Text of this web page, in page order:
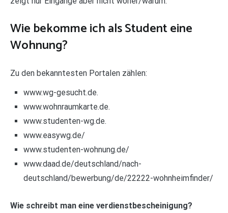
Wie bekomme ich als Student eine
Wohnung?
Zu den bekanntesten Portalen zählen:
www.wg-gesucht.de.
www.wohnraumkarte.de.
www.studenten-wg.de.
www.easywg.de/
www.studenten-wohnung.de/
www.daad.de/deutschland/nach-
deutschland/bewerbung/de/22222-wohnheimfinder/
Wie schreibt man eine verdienstbescheinigung?